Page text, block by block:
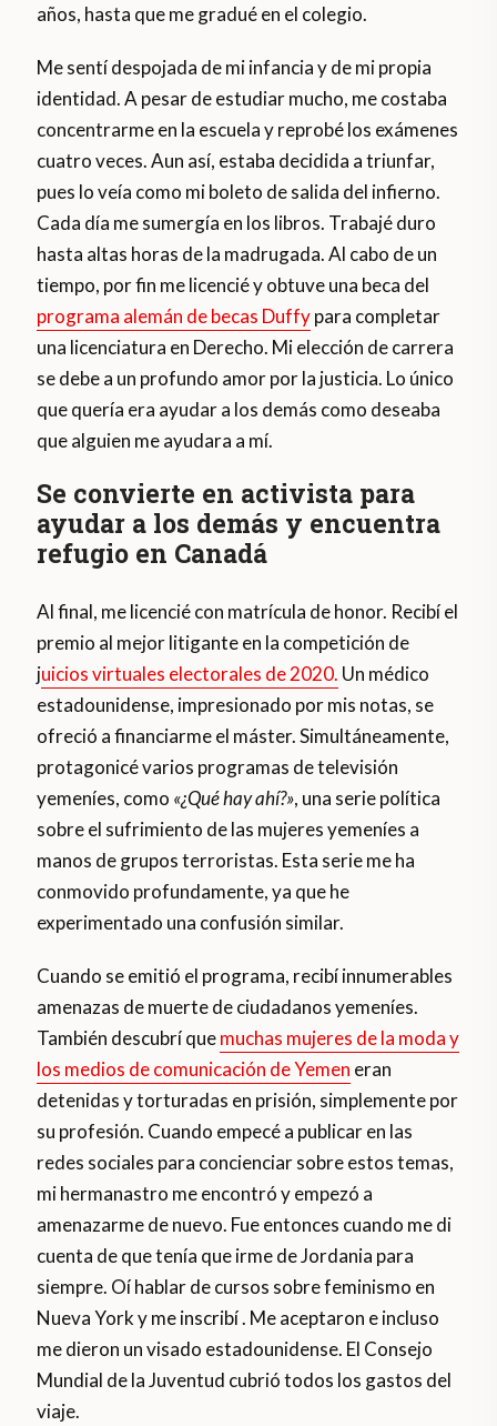
años, hasta que me gradué en el colegio.
Me sentí despojada de mi infancia y de mi propia
identidad. A pesar de estudiar mucho, me costaba
concentrarme en la escuela y reprobé los exámenes
cuatro veces. Aun así, estaba decidida a triunfar,
pues lo veía como mi boleto de salida del infierno.
Cada día me sumergía en los libros. Trabajé duro
hasta altas horas de la madrugada. Al cabo de un
tiempo, por fin me licencié y obtuve una beca del
programa alemán de becas Duffypara completar
una licenciatura en Derecho. Mi elección de carrera
se debe a un profundo amor por la justicia. Lo único
que quería era ayudar a los demás como deseaba
que alguien me ayudara a mí.
Se convierte en activista para
ayudar a los demás y encuentra
refugio en Canadá
Al final, me licencié con matrícula de honor. Recibí el
premio al mejor litigante en la competición de
juicios virtuales electorales de 2020. Un médico
estadounidense, impresionado por mis notas, se
ofreció a financiarme el máster. Simultáneamente,
protagonicé varios programas de televisión
yemeníes, como «¿Qué hay ahí?», una serie política
sobre el sufrimiento de las mujeres yemeníes a
manos de grupos terroristas. Esta serie me ha
conmovido profundamente, ya que he
experimentado una confusión similar.
Cuando se emitió el programa, recibí innumerables
amenazas de muerte de ciudadanos yemeníes.
También descubrí quemuchas mujeres de la moda y
los medios de comunicación de Yemen eran
detenidas y torturadas en prisión, simplemente por
su profesión. Cuando empecé a publicar en las
redes sociales para concienciar sobre estos temas,
mi hermanastro me encontró y empezó a
amenazarme de nuevo. Fue entonces cuando me di
cuenta de que tenía que irme de Jordania para
siempre. Oí hablar de cursos sobre feminismo en
Nueva York y me inscribí . Me aceptaron e incluso
me dieron un visado estadounidense. El Consejo
Mundial de la Juventud cubrió todos los gastos del
viaje.